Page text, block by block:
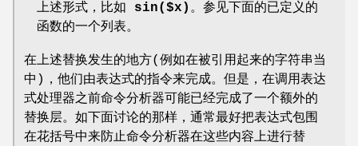
上述形式，比如 sin($x) 。参见下面的已定义的
函数的一个列表。
在上述替换发生的地方(例如在被引用起来的字符串当
中)，他们由表达式的指令来完成。但是，在调用表达
式处理器之前命令分析器可能已经完成了一个额外的
替换层。如下面讨论的那样，通常最好把表达式包围
在花括号中来防止命令分析器在这些内容上进行替